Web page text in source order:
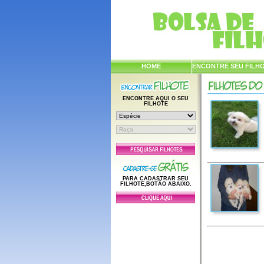
HOME ENCONTRE SEU
ENCONTRE AQUI O SEU
FILHOTE
PARA CADASTRAR SEU
FILHOTE,BOTÃO ABAIXO.